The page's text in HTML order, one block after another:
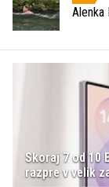
Alenka
Skoraj 7 od 10
razpre v velik